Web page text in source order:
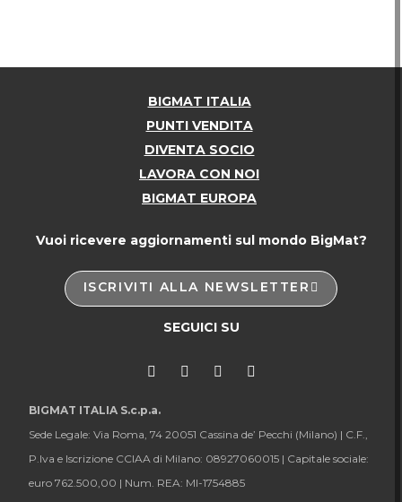
BIGMAT ITALIA
PUNTI VENDITA
DIVENTA SOCIO
LAVORA CON NOI
BIGMAT EUROPA
Vuoi ricevere aggiornamenti sul mondo BigMat?
ISCRIVITI ALLA NEWSLETTER
SEGUICI SU
BIGMAT ITALIA S.c.p.a.
Sede Legale: Via Roma, 74 20051 Cassina de’ Pecchi (Milano) | C.F.,
P.Iva e Iscrizione CCIAA di Milano: 08927060015 | Capitale sociale:
euro 762.500,00 | Num. REA: MI-1754885